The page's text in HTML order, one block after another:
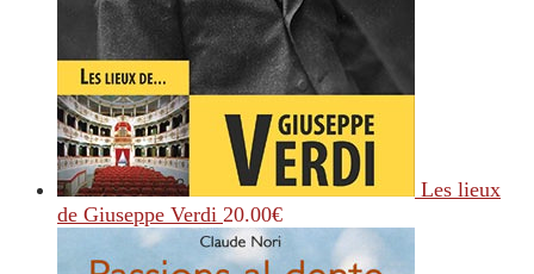
Les lieux
de Giuseppe Verdi 20.00€